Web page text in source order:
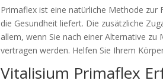
Primaflex ist eine natürliche Methode zur
die Gesundheit liefert. Die zusätzliche
allem, wenn Sie nach einer Alternative
vertragen werden. Helfen Sie Ihrem
Vitalisium Primaflex